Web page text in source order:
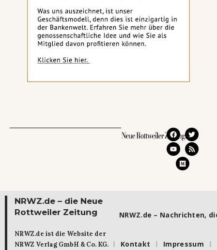
NRWZ.de – die Neue
Rottweiler Zeitung
NRWZ.de ist die Website der
NRWZ Verlag GmbH & Co. KG.
NRWZ.de – Nachrichten,
Kontakt Impressum